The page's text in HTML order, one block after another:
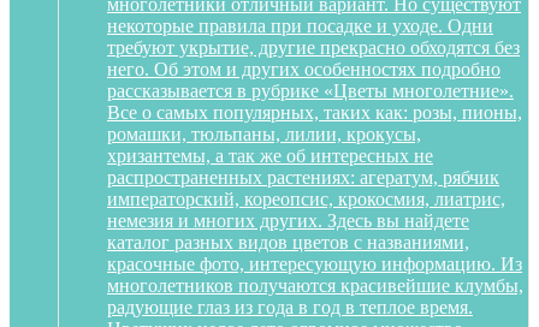
многолетники отличный вариант. Но существуют
некоторые правила при посадке и уходе. Одни
требуют укрытие, другие прекрасно обходятся без
него. Об этом и других особенностях подробно
рассказывается в рубрике «Цветы многолетние».
Все о самых популярных, таких как: розы, пионы,
ромашки, тюльпаны, лилии, крокусы,
хризантемы, а так же об интересных не
распространенных растениях: агератум, рябчик
императорский, кореопсис, крокосмия, лиатрис,
немезия и многих других. Здесь вы найдете
каталог разных видов цветов с названиями,
красочные фото, интересующую информацию. Из
многолетников получаются красивейшие клумбы,
радующие глаз из года в год в теплое время.